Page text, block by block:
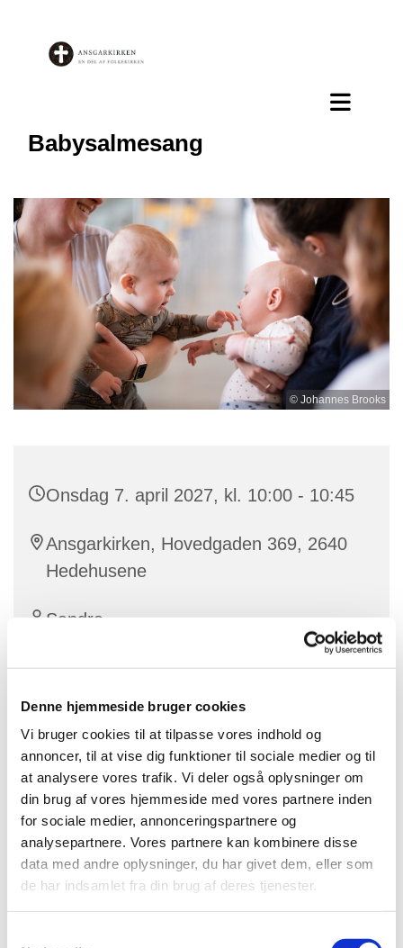
Denne hjemmeside bruger cookies
Vi bruger cookies til at tilpasse vores indhold og
annoncer, til at vise dig funktioner til sociale medier og til
at analysere vores trafik. Vi deler også oplysninger om
din brug af vores hjemmeside med vores partnere inden
for sociale medier, annonceringspartnere og
analysepartnere. Vores partnere kan kombinere disse
data med andre oplysninger, du har givet dem, eller som
de har indsamlet fra din brug af deres tjenester.
Babysalmesang
© Johannes Brooks
Onsdag 7. april 2027, kl. 10:00 - 10:45
Ansgarkirken, Hovedgaden 369, 2640
Hedehusene
Sandra
Vores dygtige korleder Sandra laver babysalmesang
for babyer mellem ca. 3 og 12 måneder.
Læs mere om Babysalmesang og tilmeld digHER.